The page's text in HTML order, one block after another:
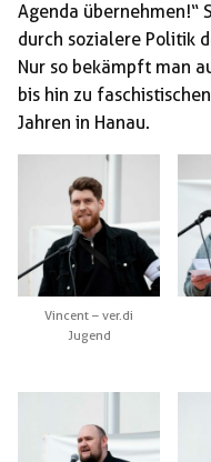
Agenda übernehmen!“
durch sozialere Politik
Nur so bekämpft man
bis hin zu
Jahren in Hanau.
Vincent – ver.di
Jugend